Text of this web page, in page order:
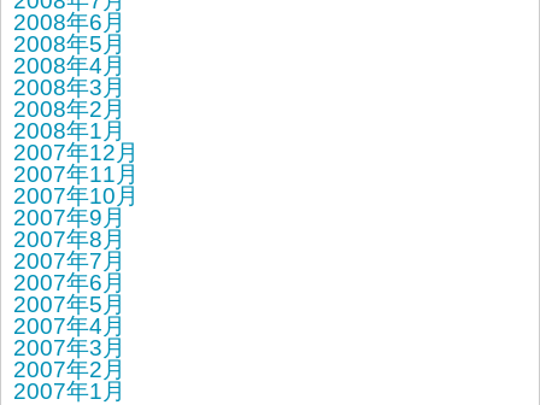
2008年6月
2008年5月
2008年4月
2008年3月
2008年2月
2008年1月
2007年12月
2007年11月
2007年10月
2007年9月
2007年8月
2007年7月
2007年6月
2007年5月
2007年4月
2007年3月
2007年2月
2007年1月